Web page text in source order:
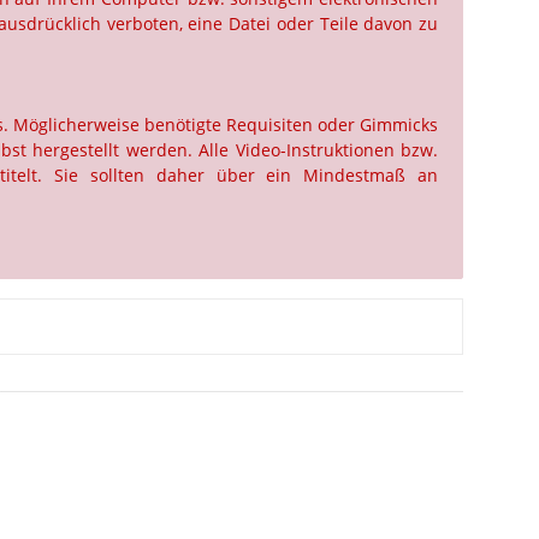
verboten, eine Datei oder Teile davon zu
benötigte Requisiten oder Gimmicks
hergestellt werden. Alle Video-Instruktionen bzw.
Sie sollten daher über ein Mindestmaß an